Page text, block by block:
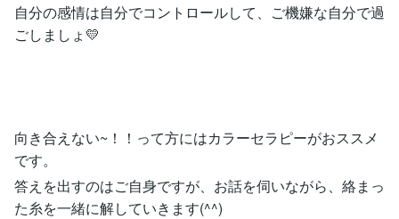
自分の感情は自分でコントロールして、ご機嫌な自分で過
ごしましょ💛
向き合えない~！！って方にはカラーセラピーがおススメ
です。
答えを出すのはご自身ですが、お話を伺いながら、絡まっ
た糸を一緒に解していきます(^^)